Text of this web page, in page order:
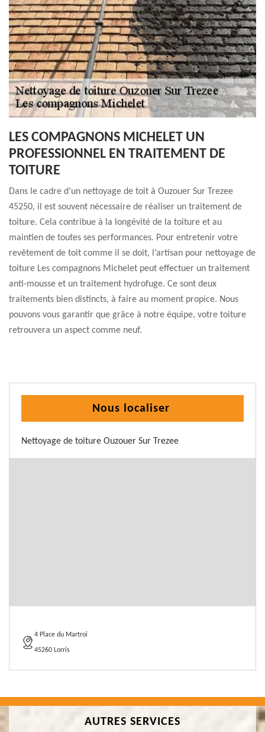
LES COMPAGNONS MICHELET UN
PROFESSIONNEL EN TRAITEMENT DE
TOITURE
Dans le cadre d’un nettoyage de toit à Ouzouer Sur Trezee
45250, il est souvent nécessaire de réaliser un traitement de
toiture. Cela contribue à la longévité de la toiture et au
maintien de toutes ses performances. Pour entretenir votre
revêtement de toit comme il se doit, l’artisan pour nettoyage de
toiture Les compagnons Michelet peut effectuer un traitement
anti-mousse et un traitement hydrofuge. Ce sont deux
traitements bien distincts, à faire au moment propice. Nous
pouvons vous garantir que grâce à notre équipe, votre toiture
retrouvera un aspect comme neuf.
Nous localiser
Nettoyage de toiture Ouzouer Sur Trezee
4 Place du Martroi
45260 Lorris
AUTRES SERVICES